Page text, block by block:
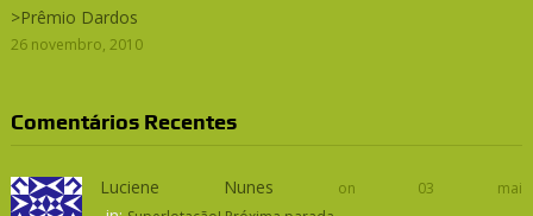
>Prêmio Dardos
26 novembro, 2010
Comentários Recentes
Luciene Nunes on 03 mai